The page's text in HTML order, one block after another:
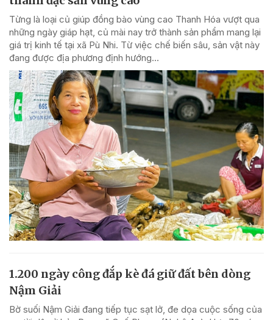
Từng là loại củ giúp đồng bào vùng cao Thanh Hóa vượt qua
những ngày giáp hạt, củ mài nay trở thành sản phẩm mang lại
giá trị kinh tế tại xã Pù Nhi. Từ việc chế biến sâu, sản vật này
đang được địa phương định hướng...
1.200 ngày công đắp kè đá giữ đất bên dòng
Nậm Giải
Bờ suối Nậm Giải đang tiếp tục sạt lở, đe dọa cuộc sống của